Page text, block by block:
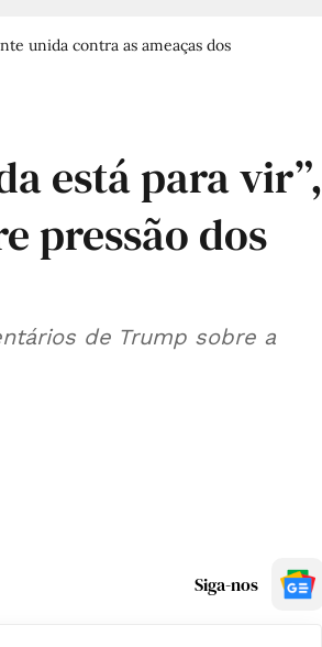
unida contra as ameaças dos
está para vir”,
pressão dos
de Trump sobre a
Siga-nos